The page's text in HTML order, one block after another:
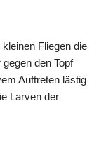
Fliegen die
den Topf
Auftreten lästig
Larven der